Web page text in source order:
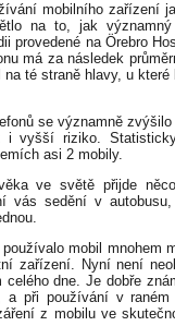
mobilního zařízení
na to, jak
provedené na Örebro
má za následek
té straně hlavy, u
se významně zvýšilo
i vyšší riziko.
asi 2 mobily.
ve světě přijde
vás sedění v
mobil mnohem
zařízení. Nyní není
dne. Je dobře
při používání v raném
z mobilu ve